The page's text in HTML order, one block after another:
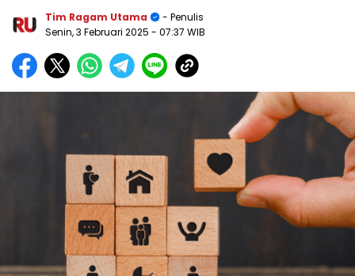
Tim Ragam Utama
- Penulis
Senin, 3 Februari 2025 - 07:37 WIB